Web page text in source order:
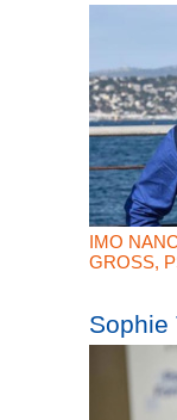
IMO
GROSS,
Sophie